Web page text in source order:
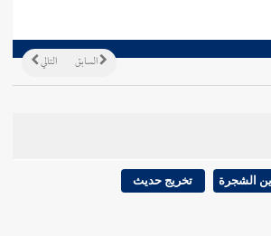
التالي السابق
الشجرة تخريج حديث